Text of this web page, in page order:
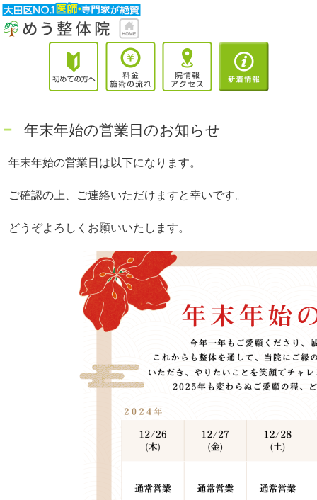
年末年始の営業日のお知らせ
年末年始の営業日は以下になります。
ご確認の上、ご連絡いただけますと幸いです。
どうぞよろしくお願いいたします。